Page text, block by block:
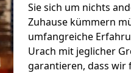
Sie sich um nichts
Zuhause kümmern
umfangreiche
Urach mit jeglicher
garantieren, dass wir